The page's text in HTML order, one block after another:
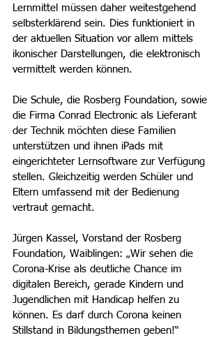
Lernmittel müssen daher weitestgehend
selbsterklärend sein. Dies funktioniert in
der aktuellen Situation vor allem mittels
ikonischer Darstellungen, die elektronisch
vermittelt werden können.
Die Schule, die Rosberg Foundation, sowie
die Firma Conrad Electronic als Lieferant
der Technik möchten diese Familien
unterstützen und ihnen iPads mit
eingerichteter Lernsoftware zur Verfügung
stellen. Gleichzeitig werden Schüler und
Eltern umfassend mit der Bedienung
vertraut gemacht.
Jürgen Kassel, Vorstand der Rosberg
Foundation, Waiblingen: „Wir sehen die
Corona-Krise als deutliche Chance im
digitalen Bereich, gerade Kindern und
Jugendlichen mit Handicap helfen zu
können. Es darf durch Corona keinen
Stillstand in Bildungsthemen geben!“